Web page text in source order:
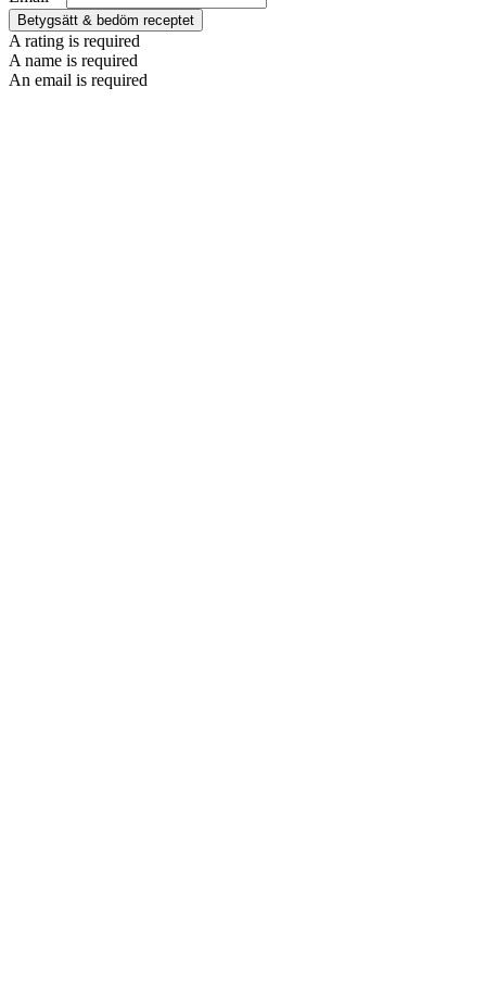
Betygsätt & bedöm receptet
A rating is required
A name is required
An email is required